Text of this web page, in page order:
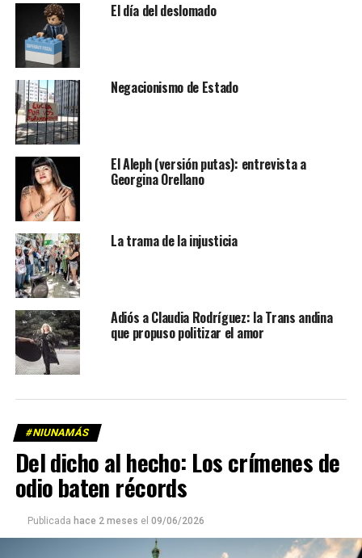
El día del deslomado
Negacionismo de Estado
El Aleph (versión putas): entrevista a
Georgina Orellano
La trama de la injusticia
Adiós a Claudia Rodríguez: la Trans andina
que propuso politizar el amor
#NIUNAMÁS
Del dicho al hecho: Los crímenes de
odio baten récords
Publicada hace 2 meses el 09/06/2026